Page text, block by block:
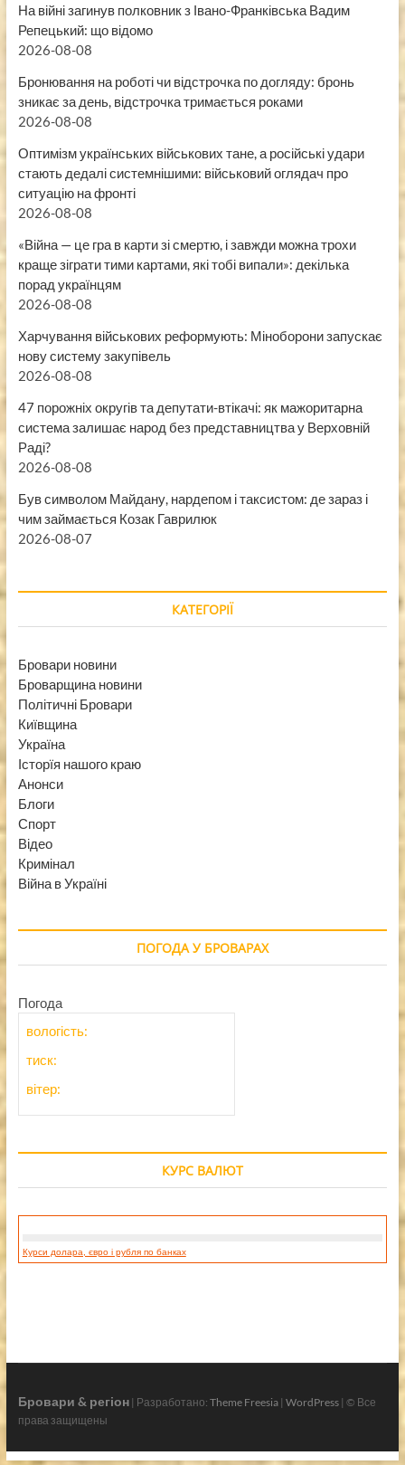
На війні загинув полковник з Івано-Франківська Вадим
Репецький: що відомо
2026-08-08
Бронювання на роботі чи відстрочка по догляду: бронь
зникає за день, відстрочка тримається роками
2026-08-08
Оптимізм українських військових тане, а російські удари
стають дедалі системнішими: військовий оглядач про
ситуацію на фронті
2026-08-08
«Війна — це гра в карти зі смертю, і завжди можна трохи
краще зіграти тими картами, які тобі випали»: декілька
порад українцям
2026-08-08
Харчування військових реформують: Міноборони запускає
нову систему закупівель
2026-08-08
47 порожніх округів та депутати-втікачі: як мажоритарна
система залишає народ без представництва у Верховній
Раді?
2026-08-08
Був символом Майдану, нардепом і таксистом: де зараз і
чим займається Козак Гаврилюк
2026-08-07
КАТЕГОРІЇ
Бровари новини
Броварщина новини
Політичні Бровари
Київщина
Україна
Історїя нашого краю
Анонси
Блоги
Спорт
Відео
Кримінал
Війна в Україні
ПОГОДА У БРОВАРАХ
Погода
вологість:
тиск:
вітер:
КУРС ВАЛЮТ
Курси долара, євро і рубля по банках
Бровари & регіон| Разработано: Theme Freesia| WordPress| © Все
права защищены